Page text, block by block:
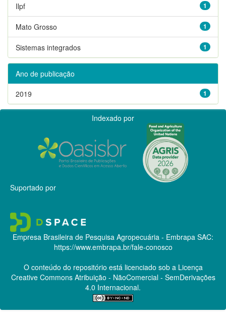
1
Ilpf
1
Mato Grosso
1
Sistemas integrados
Ano de publicação
1
2019
Indexado por
Suportado por
Empresa Brasileira de Pesquisa Agropecuária - Embrapa SAC:
https://www.embrapa.br/fale-conosco
O conteúdo do repositório está licenciado sob a Licença
Creative CommonsAtribuição - NãoComercial - SemDerivações
4.0 Internacional.